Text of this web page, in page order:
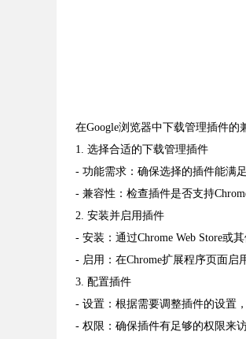
在Google浏览器中下载管理插件
1. 选择合适的下载管理插件
- 功能需求：确保选择的插件能满
- 兼容性：检查插件是否支持
2. 安装并启用插件
- 安装：通过Chrome Web Store或
- 启用：在Chrome扩展程序页面启
3. 配置插件
- 设置：根据需要调整插件的设置
- 权限：确保插件有足够的权限来